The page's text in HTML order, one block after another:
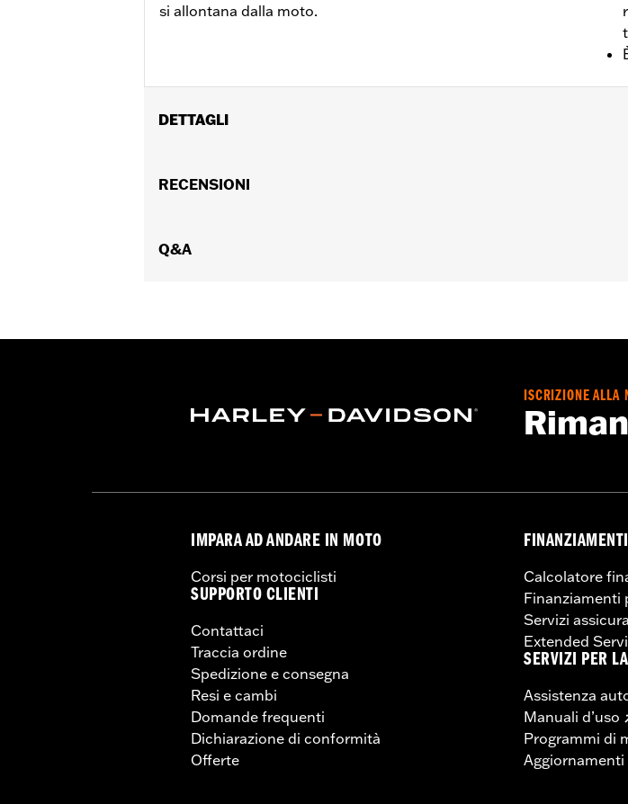
si allontana dalla moto.
DETTAGLI
'23 in poi, FLHX, FLTRX, FLTRXSTSE dal '24 in poi e FLHXU e
Venduti singolarmente:
dall’ingestione o dall’applicazione su qualunque parte
RECENSIONI
Q&A
ISCRIZIONE ALLA
IMPARA AD ANDARE IN MOTO
Corsi per motociclisti
SUPPORTO CLIENTI
Contattaci
Traccia ordine
Spedizione e consegna
Resi e cambi
Domande frequenti
Dichiarazione di conformità
Offerte
FINANZIAMENTI
Calcolatore
Finanziamenti
Servizi
Extended
SERVIZI PER
Assistenza
Manuali d’uso
Programmi di
Aggiornamenti